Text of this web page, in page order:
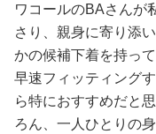
ワコールのBAさんが
さり、親身に寄り添
かの候補下着を持っ
早速フィッティング
ら特におすすめだと
ろん、一人ひとりの